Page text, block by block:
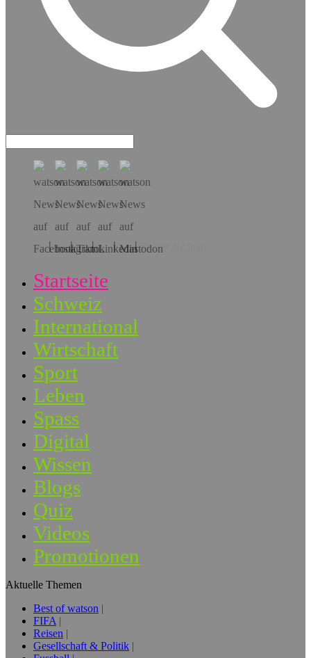
Hol dir die App!
Startseite
Schweiz
International
Wirtschaft
Sport
Leben
Spass
Digital
Wissen
Blogs
Quiz
Videos
Promotionen
Aktuelle Themen
Best of watson
FIFA
Reisen
Gesellschaft & Politik